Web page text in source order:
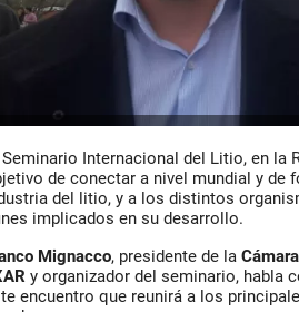
Seminario Internacional del Litio, en la
de conectar a nivel mundial y de
del litio, y a los distintos
implicados en su desarrollo.
Mignacco, presidente de la
y organizador del seminario, habla
encuentro que reunirá a los